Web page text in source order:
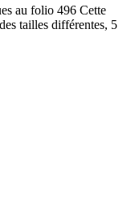
au folio 496 Cette
tailles différentes, 5